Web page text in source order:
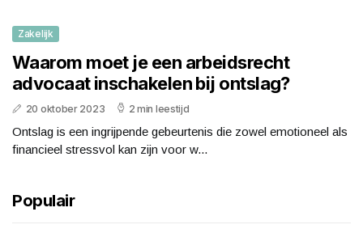
Zakelijk
Waarom moet je een arbeidsrecht
advocaat inschakelen bij ontslag?
20 oktober 2023 2 min leestijd
Ontslag is een ingrijpende gebeurtenis die zowel emotioneel als
financieel stressvol kan zijn voor w...
Populair